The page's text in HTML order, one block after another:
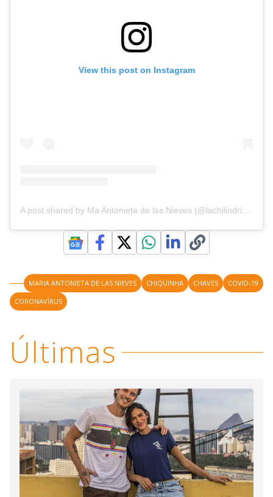
View this post on Instagram
A post shared by Ma Antonieta de las Nieves (@lachilindrina_oficial)
MARIA ANTONIETA DE LAS NIEVES CHIQUINHA CHAVES
COVID-19
CORONAVÍRUS
Últimas